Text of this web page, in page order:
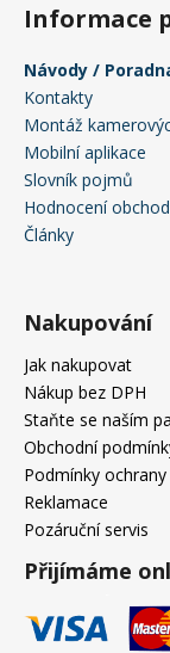
č
j
e
m
e
Informace
Návody /
Kontakty
Montáž
Mobilní aplikace
Slovník pojmů
Hodnocení
Články
Nakupování
Jak nakupovat
Nákup bez DPH
Staňte se naším
Obchodní
Podmínky
Reklamace
Pozáruční servis
Přijímáme